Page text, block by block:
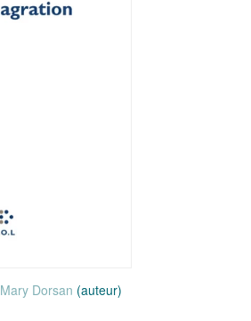
Mary Dorsan (auteur)